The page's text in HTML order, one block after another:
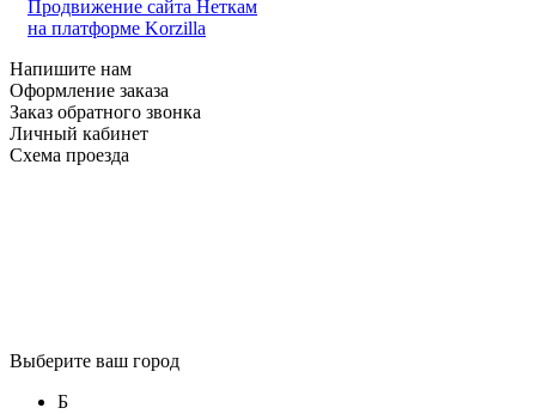
Продвижение сайта Неткам
на платформе Korzilla
Напишите нам
Оформление заказа
Заказ обратного звонка
Личный кабинет
Схема проезда
Выберите ваш город
Б